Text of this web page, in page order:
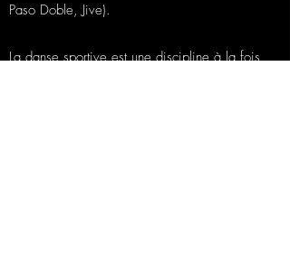
Paso Doble, Jive).
La danse sportive est une discipline à la fois